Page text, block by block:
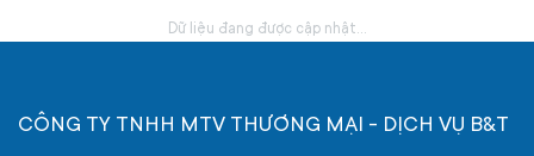
Dữ liệu đang được cập nhật...
CÔNG TY TNHH MTV THƯƠNG MẠI - DỊCH VỤ B&T